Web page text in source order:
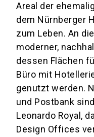
Areal der
dem Nürnberger
zum Leben. An
moderner,
dessen Flächen
Büro mit
genutzt werden.
und Postbank
Leonardo Royal,
Design Offices